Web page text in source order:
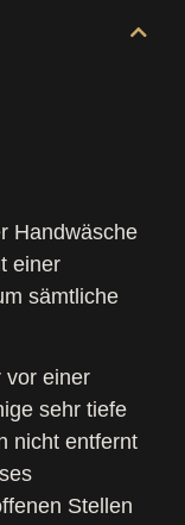
Handwäsche
einer
sämtliche
vor einer
sehr tiefe
nicht entfernt
Stellen